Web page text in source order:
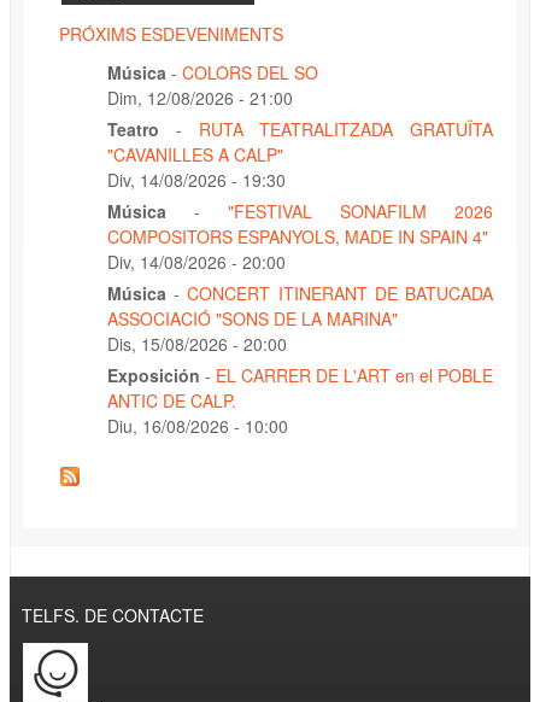
PRÓXIMS ESDEVENIMENTS
Música - COLORS DEL SO
Dim, 12/08/2026 - 21:00
Teatro
- RUTA TEATRALITZADA GRATUÏTA
"CAVANILLES A CALP"
Div, 14/08/2026 - 19:30
Música
- "FESTIVAL SONAFILM 2026
COMPOSITORS ESPANYOLS, MADE IN SPAIN 4"
Div, 14/08/2026 - 20:00
Música -CONCERT ITINERANT DE BATUCADA
ASSOCIACIÓ "SONS DE LA MARINA"
Dis, 15/08/2026 - 20:00
Exposición - EL CARRER DE L'ART en el POBLE
ANTIC DE CALP.
Diu, 16/08/2026 - 10:00
TELFS. DE CONTACTE